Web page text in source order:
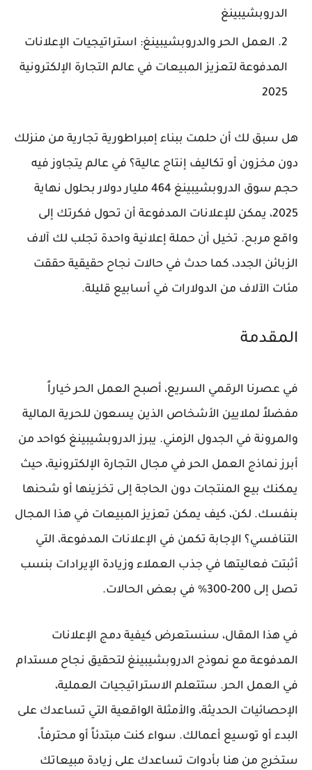
الدروبشيبينغ
العمل الحر والدروبشيبينغ: استراتيجيات الإعلانات
المدفوعة لتعزيز المبيعات في عالم التجارة الإلكترونية
2025
هل سبق لك أن حلمت ببناء إمبراطورية تجارية من منزلك
دون مخزون أو تكاليف إنتاج عالية؟ في عالم يتجاوز فيه
حجم سوق الدروبشيبينغ 464 مليار دولار بحلول نهاية
2025، يمكن للإعلانات المدفوعة أن تحول فكرتك إلى
واقع مربح. تخيل أن حملة إعلانية واحدة تجلب لك آلاف
الزبائن الجدد، كما حدث في حالات نجاح حقيقية حققت
مئات الآلاف من الدولارات في أسابيع قليلة.
المقدمة
في عصرنا الرقمي السريع، أصبح العمل الحر خياراً
مفضلاً لملايين الأشخاص الذين يسعون للحرية المالية
والمرونة في الجدول الزمني. يبرز الدروبشيبينغ كواحد من
أبرز نماذج العمل الحر في مجال التجارة الإلكترونية، حيث
يمكنك بيع المنتجات دون الحاجة إلى تخزينها أو شحنها
بنفسك. لكن، كيف يمكن تعزيز المبيعات في هذا المجال
التنافسي؟ الإجابة تكمن في الإعلانات المدفوعة، التي
أثبتت فعاليتها في جذب العملاء وزيادة الإيرادات بنسب
تصل إلى 200-300% في بعض الحالات.
في هذا المقال، سنستعرض كيفية دمج الإعلانات
المدفوعة مع نموذج الدروبشيبينغ لتحقيق نجاح مستدام
في العمل الحر. ستتعلم الاستراتيجيات العملية،
الإحصائيات الحديثة، والأمثلة الواقعية التي تساعدك على
البدء أو توسيع أعمالك. سواء كنت مبتدئاً أو محترفاً،
ستخرج من هنا بأدوات تساعدك على زيادة مبيعاتك